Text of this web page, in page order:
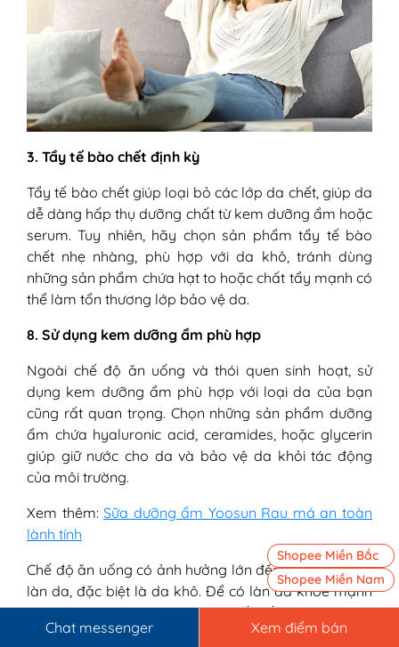
3. Tẩy tế bào chết định kỳ
Tẩy tế bào chết giúp loại bỏ các lớp da chết, giúp da
dễ dàng hấp thụ dưỡng chất từ kem dưỡng ẩm hoặc
serum. Tuy nhiên, hãy chọn sản phẩm tẩy tế bào
chết nhẹ nhàng, phù hợp với da khô, tránh dùng
những sản phẩm chứa hạt to hoặc chất tẩy mạnh có
thể làm tổn thương lớp bảo vệ da.
8. Sử dụng kem dưỡng ẩm phù hợp
Ngoài chế độ ăn uống và thói quen sinh hoạt, sử
dụng kem dưỡng ẩm phù hợp với loại da của bạn
cũng rất quan trọng. Chọn những sản phẩm dưỡng
ẩm chứa hyaluronic acid, ceramides, hoặc glycerin
giúp giữ nước cho da và bảo vệ da khỏi tác động
của môi trường.
Xem thêm:Sữa dưỡng ẩm Yoosun Rau má an toàn
lành tính
Chế độ ăn uống có ảnh hưởng lớn đến sức khỏe của
làn da, đặc biệt là da khô. Để có làn da khỏe mạnh
từ bên trong, hãy duy trì một lối sống lành mạnh
bằng cách ăn uống cân bằng, uống đủ nước, ngủ đủ
Chat messenger Xem điểm bán
Shopee Miền Bắc
Shopee Miền Nam